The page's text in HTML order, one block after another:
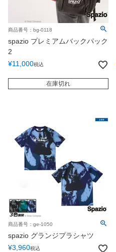
商品番号：bg-0118
spazio プレミアムバックパック
2
¥11,000税込
在庫切れ
商品番号：ge-1050
spazio グランジプラシャツ
¥3,960税込